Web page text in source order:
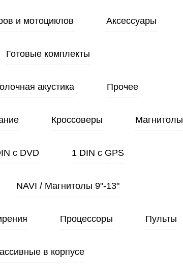
и мотоциклов Аксессуары
Готовые комплекты
акустика Прочее
Кроссоверы Магнитолы
с DVD 1 DIN с GPS
NAVI / Магнитолы 9"-13"
Процессоры Пульты
в корпусе